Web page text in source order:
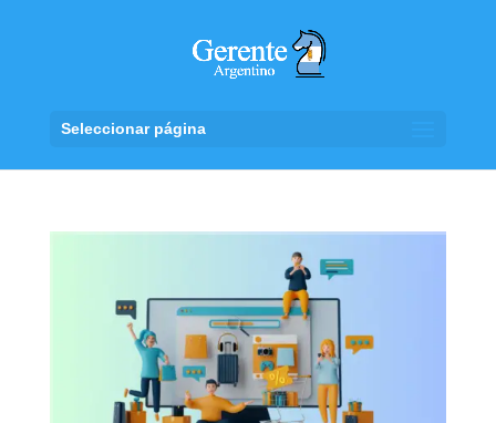
Seleccionar página